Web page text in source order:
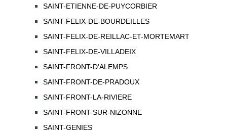
SAINT-ETIENNE-DE-PUYCORBIER
SAINT-FELIX-DE-BOURDEILLES
SAINT-FELIX-DE-REILLAC-ET-MORTEMART
SAINT-FELIX-DE-VILLADEIX
SAINT-FRONT-D'ALEMPS
SAINT-FRONT-DE-PRADOUX
SAINT-FRONT-LA-RIVIERE
SAINT-FRONT-SUR-NIZONNE
SAINT-GENIES